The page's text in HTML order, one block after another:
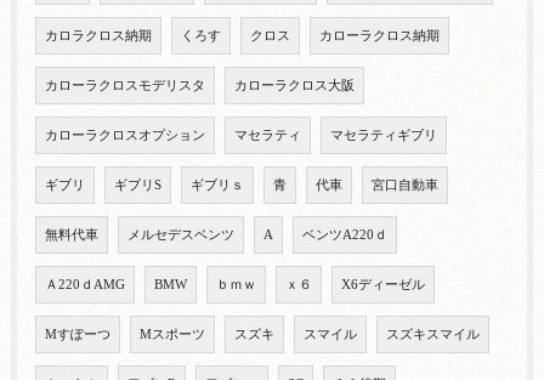
カロラクロス納期 くろす クロス カローラクロス納期
カローラクロスモデリスタ カローラクロス大阪
カローラクロスオプション マセラティ マセラティギブリ
ギブリ ギブリS ギブリｓ 青 代車 宮口自動車
無料代車 メルセデスベンツ A ベンツA220ｄ
Ａ220ｄAMG BMW ｂｍｗ ｘ６ X6ディーゼル
Mすぽーつ Mスポーツ スズキ スマイル スズキスマイル